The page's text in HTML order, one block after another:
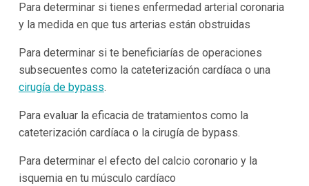
Para determinar si tienes enfermedad arterial coronaria
y la medida en que tus arterias están obstruidas
Para determinar si te beneficiarías de operaciones
subsecuentes como la cateterización cardíaca o una
cirugía de bypass.
Para evaluar la eficacia de tratamientos como la
cateterización cardíaca o la cirugía de bypass.
Para determinar el efecto del calcio coronario y la
isquemia en tu músculo cardíaco